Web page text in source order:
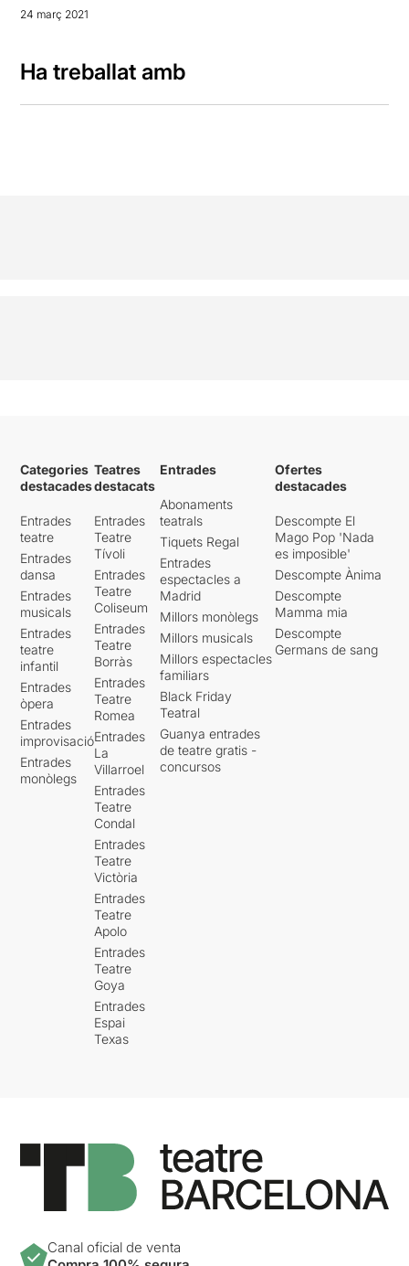
24 març 2021
Ha treballat amb
Categories
destacades
Entrades
teatre
Entrades
dansa
Entrades
musicals
Entrades
teatre
infantil
Entrades
òpera
Entrades
improvisació
Entrades
monòlegs
Teatres
destacats
Entrades
Teatre
Tívoli
Entrades
Teatre
Coliseum
Entrades
Teatre
Borràs
Entrades
Teatre
Romea
Entrades
La
Villarroel
Entrades
Teatre
Condal
Entrades
Teatre
Victòria
Entrades
Teatre
Apolo
Entrades
Teatre
Goya
Entrades
Espai
Texas
Entrades
Abonaments
teatrals
Tiquets Regal
Entrades
espectacles a
Madrid
Millors monòlegs
Millors musicals
Millors espectacles
familiars
Black Friday
Teatral
Guanya entrades
de teatre gratis -
concursos
Ofertes
destacades
Descompte El
Mago Pop 'Nada
es imposible'
Descompte Ànima
Descompte
Mamma mia
Descompte
Germans de sang
Canal oficial de venta